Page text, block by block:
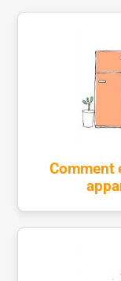
Comment